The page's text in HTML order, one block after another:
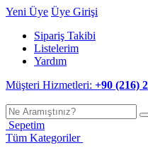
Yeni Üye Üye Girişi
Sipariş Takibi
Listelerim
Yardım
Müşteri Hizmetleri: +90 (216)
Sepetim
Tüm Kategoriler